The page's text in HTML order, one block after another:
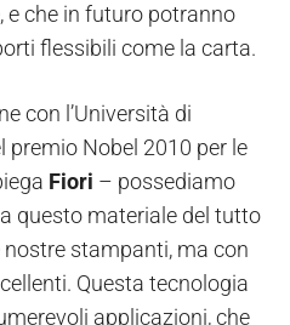
che in futuro potranno
flessibili come la carta.
con l’Università di
premio Nobel 2010 per le
Fiori – possediamo
questo materiale del tutto
stampanti, ma con
Questa tecnologia
applicazioni, che